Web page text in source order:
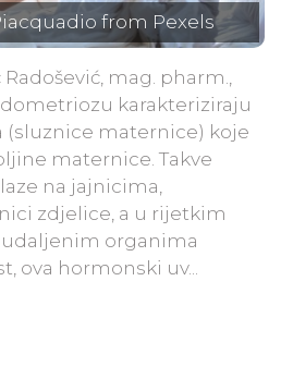
from Pexels
mag. pharm.,
karakteriziraju
maternice) koje
maternice. Takve
na jajnicima,
zdjelice, a u rijetkim
udaljenim organima
ova hormonski uv...